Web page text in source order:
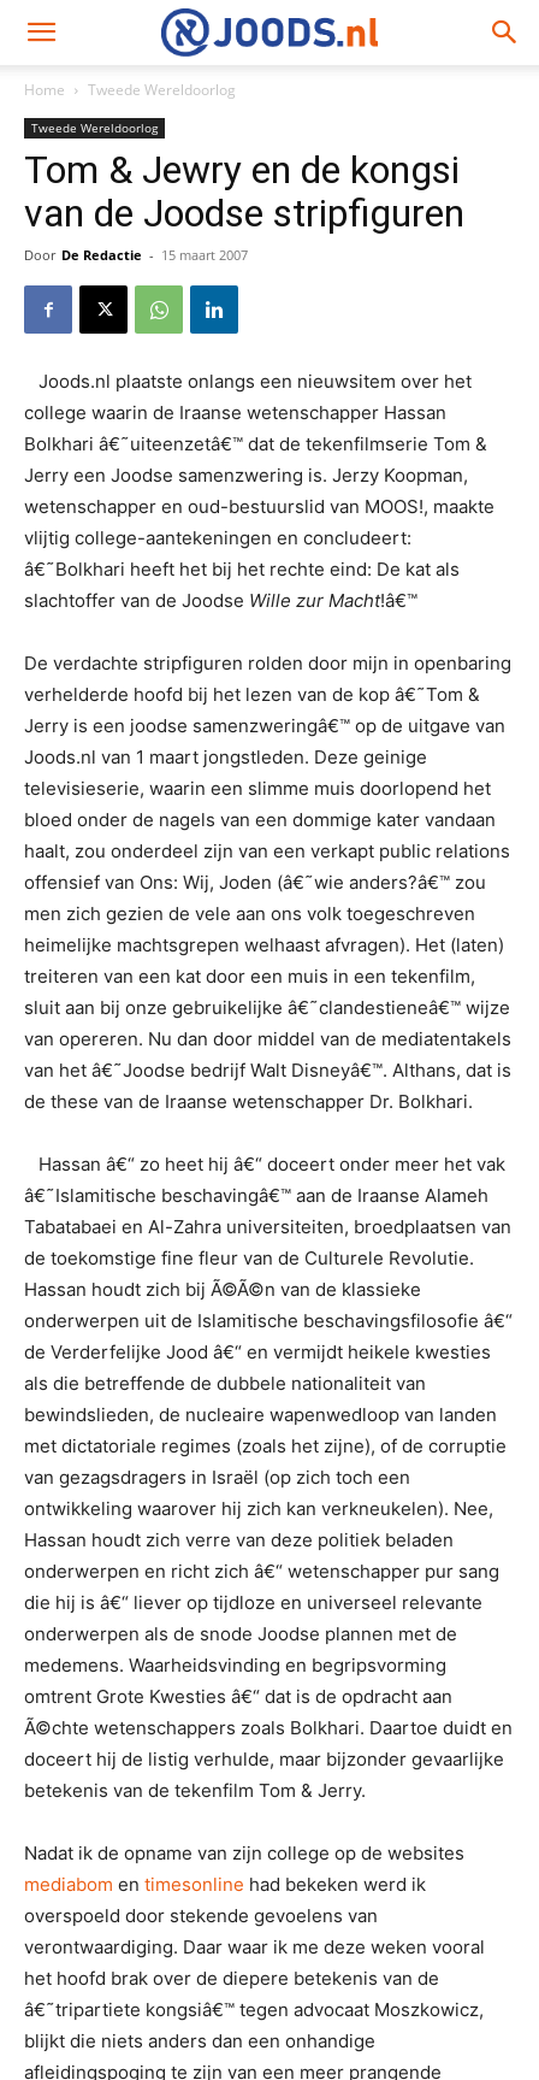
Home Tweede Wereldoorlog
Tweede Wereldoorlog
Tom & Jewry en de kongsi
van de Joodse stripfiguren
Door De Redactie - 15 maart 2007
Joods.nl plaatste onlangs een nieuwsitem over het
college waarin de Iraanse wetenschapper Hassan
Bolkhari â€˜uiteenzetâ€™ dat de tekenfilmserie Tom &
Jerry een Joodse samenzwering is. Jerzy Koopman,
wetenschapper en oud-bestuurslid van MOOS!, maakte
vlijtig college-aantekeningen en concludeert:
â€˜Bolkhari heeft het bij het rechte eind: De kat als
slachtoffer van de Joodse Wille zur Macht!â€™
De verdachte stripfiguren rolden door mijn in openbaring
verhelderde hoofd bij het lezen van de kop â€˜Tom &
Jerry is een joodse samenzweringâ€™ op de uitgave van
Joods.nl van 1 maart jongstleden. Deze geinige
televisieserie, waarin een slimme muis doorlopend het
bloed onder de nagels van een dommige kater vandaan
haalt, zou onderdeel zijn van een verkapt public relations
offensief van Ons: Wij, Joden (â€˜wie anders?â€™ zou
men zich gezien de vele aan ons volk toegeschreven
heimelijke machtsgrepen welhaast afvragen). Het (laten)
treiteren van een kat door een muis in een tekenfilm,
sluit aan bij onze gebruikelijke â€˜clandestieneâ€™ wijze
van opereren. Nu dan door middel van de mediatentakels
van het â€˜Joodse bedrijf Walt Disneyâ€™. Althans, dat is
de these van de Iraanse wetenschapper Dr. Bolkhari.
Hassan â€“ zo heet hij â€“ doceert onder meer het vak
â€˜Islamitische beschavingâ€™ aan de Iraanse Alameh
Tabatabaei en Al-Zahra universiteiten, broedplaatsen van
de toekomstige fine fleur van de Culturele Revolutie.
Hassan houdt zich bij Ã©Ã©n van de klassieke
onderwerpen uit de Islamitische beschavingsfilosofie â€“
de Verderfelijke Jood â€“ en vermijdt heikele kwesties
als die betreffende de dubbele nationaliteit van
bewindslieden, de nucleaire wapenwedloop van landen
met dictatoriale regimes (zoals het zijne), of de corruptie
van gezagsdragers in Israël (op zich toch een
ontwikkeling waarover hij zich kan verkneukelen). Nee,
Hassan houdt zich verre van deze politiek beladen
onderwerpen en richt zich â€“ wetenschapper pur sang
die hij is â€“ liever op tijdloze en universeel relevante
onderwerpen als de snode Joodse plannen met de
medemens. Waarheidsvinding en begripsvorming
omtrent Grote Kwesties â€“ dat is de opdracht aan
Ã©chte wetenschappers zoals Bolkhari. Daartoe duidt en
doceert hij de listig verhulde, maar bijzonder gevaarlijke
betekenis van de tekenfilm Tom & Jerry.
Nadat ik de opname van zijn college op de websites
mediabom en timesonline had bekeken werd ik
overspoeld door stekende gevoelens van
verontwaardiging. Daar waar ik me deze weken vooral
het hoofd brak over de diepere betekenis van de
â€˜tripartiete kongsiâ€™ tegen advocaat Moszkowicz,
blijkt die niets anders dan een onhandige
afleidingspoging te zijn van een meer prangende